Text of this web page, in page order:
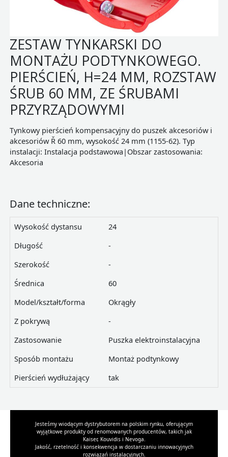
ZESTAW TYNKARSKI DO
MONTAŻU PODTYNKOWEGO.
PIERŚCIEŃ, H=24 MM, ROZSTAW
ŚRUB 60 MM, ZE ŚRUBAMI
PRZYRZĄDOWYMI
Tynkowy pierścień kompensacyjny do puszek akcesoriów i
akcesoriów Ř 60 mm, wysokość 24 mm (1155-62). Typ
instalacji: Instalacja podstawowa|Obszar zastosowania:
Akcesoria
Dane techniczne:
Wysokość dystansu
24
Długość
-
Szerokość
-
Średnica
60
Model/kształt/forma
Okrągły
Z pokrywą
-
Zastosowanie
Puszka elektroinstalacyjna
Sposób montażu
Montaż podtynkowy
Pierścień wydłużający
tak
Jesteśmy wiodącym dystrybutorem na polskim rynku, oferującym
wyjątkowe produkty od renomowanych producentów, takich jak
Kaiser, Kouvidis i Nevoga.
Jakość, rzetelność i konsekwencja w dostarczaniu innowacyjnych
rozwiązań instalacyjnych.